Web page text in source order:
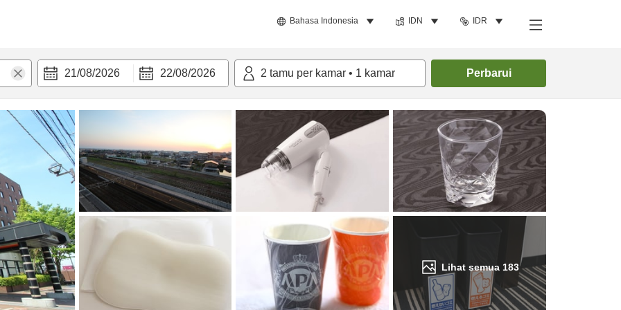
Bahasa Indonesia IDN IDR
21/08/2026 22/08/2026 2 tamu per kamar • 1 kamar Perbarui
Lihat semua 183
Cari kamar